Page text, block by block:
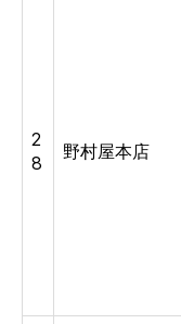
2
8
野村屋本店